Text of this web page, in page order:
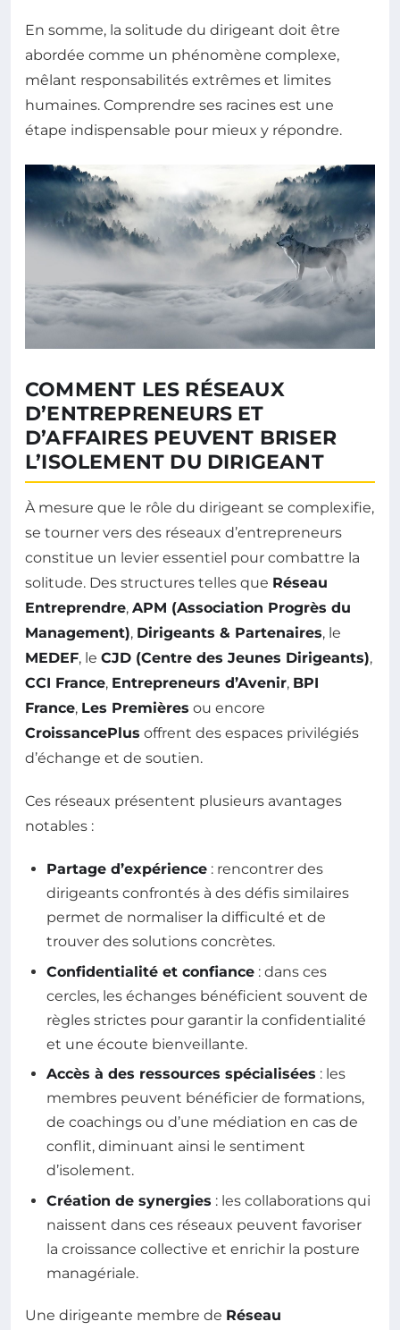
En somme, la solitude du dirigeant doit être
abordée comme un phénomène complexe,
mêlant responsabilités extrêmes et limites
humaines. Comprendre ses racines est une
étape indispensable pour mieux y répondre.
COMMENT LES RÉSEAUX
D’ENTREPRENEURS ET
D’AFFAIRES PEUVENT BRISER
L’ISOLEMENT DU DIRIGEANT
À mesure que le rôle du dirigeant se complexifie,
se tourner vers des réseaux d’entrepreneurs
constitue un levier essentiel pour combattre la
solitude. Des structures telles que Réseau
Entreprendre, APM (Association Progrès du
Management), Dirigeants & Partenaires, le
MEDEF, le CJD (Centre des Jeunes Dirigeants),
CCI France, Entrepreneurs d’Avenir, BPI
France, Les Premières ou encore
CroissancePlus offrent des espaces privilégiés
d’échange et de soutien.
Ces réseaux présentent plusieurs avantages
notables :
Partage d’expérience : rencontrer des
dirigeants confrontés à des défis similaires
permet de normaliser la difficulté et de
trouver des solutions concrètes.
Confidentialité et confiance : dans ces
cercles, les échanges bénéficient souvent de
règles strictes pour garantir la confidentialité
et une écoute bienveillante.
Accès à des ressources spécialisées : les
membres peuvent bénéficier de formations,
de coachings ou d’une médiation en cas de
conflit, diminuant ainsi le sentiment
d’isolement.
Création de synergies : les collaborations qui
naissent dans ces réseaux peuvent favoriser
la croissance collective et enrichir la posture
managériale.
Une dirigeante membre de Réseau